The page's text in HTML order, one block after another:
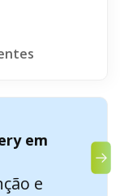
em
e